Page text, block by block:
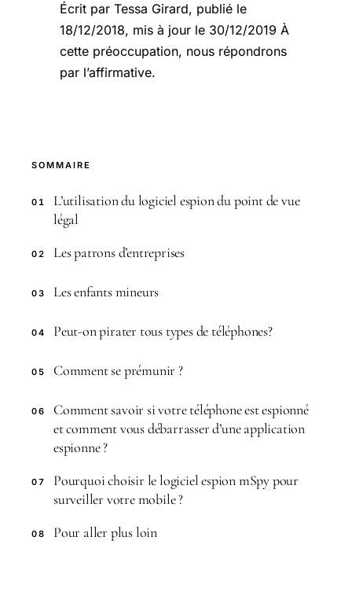
Écrit par Tessa Girard, publié le
18/12/2018, mis à jour le 30/12/2019 À
cette préoccupation, nous répondrons
par l’affirmative.
SOMMAIRE
01
L’utilisation du logiciel espion du point de vue
légal
02 Les patrons d’entreprises
03 Les enfants mineurs
04 Peut-on pirater tous types de téléphones?
05 Comment se prémunir ?
06
Comment savoir si votre téléphone est espionné
et comment vous débarrasser d’une application
espionne ?
07
Pourquoi choisir le logiciel espion mSpy pour
surveiller votre mobile ?
08 Pour aller plus loin